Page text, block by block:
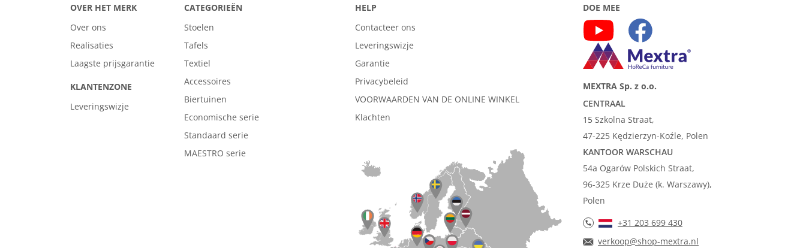
OVER HET MERK
Over ons
Realisaties
Laagste prijsgarantie
KLANTENZONE
Leveringswizje
CATEGORIEËN
Stoelen
Tafels
Textiel
Accessoires
Biertuinen
Economische serie
Standaard serie
MAESTRO serie
HELP
Contacteer ons
Leveringswizje
Garantie
Privacybeleid
VOORWAARDEN VAN DE ONLINE WINKEL
Klachten
DOE MEE
MEXTRA Sp. z o.o.
CENTRAAL
15 Szkolna Straat,
47-225 Kędzierzyn-Koźle, Polen
KANTOOR WARSCHAU
54a Ogarów Polskich Straat,
96-325 Krze Duże (k. Warszawy),
Polen
+31 203 699 430
verkoop@shop-mextra.nl